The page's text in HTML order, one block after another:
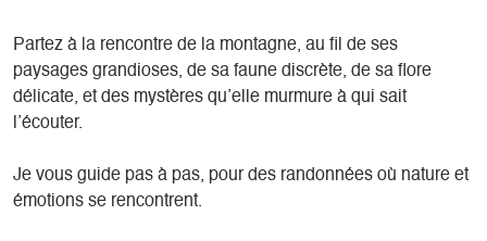
Partez à la rencontre de la montagne, au fil de ses
paysages grandioses, de sa faune discrète, de sa flore
délicate, et des mystères qu’elle murmure à qui sait
l’écouter.
Je vous guide pas à pas, pour des randonnées où nature et
émotions se rencontrent.